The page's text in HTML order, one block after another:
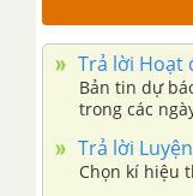
Trả lời Hoạt
Bản tin dự
trong các
Trả lời
Chọn kí hiệu